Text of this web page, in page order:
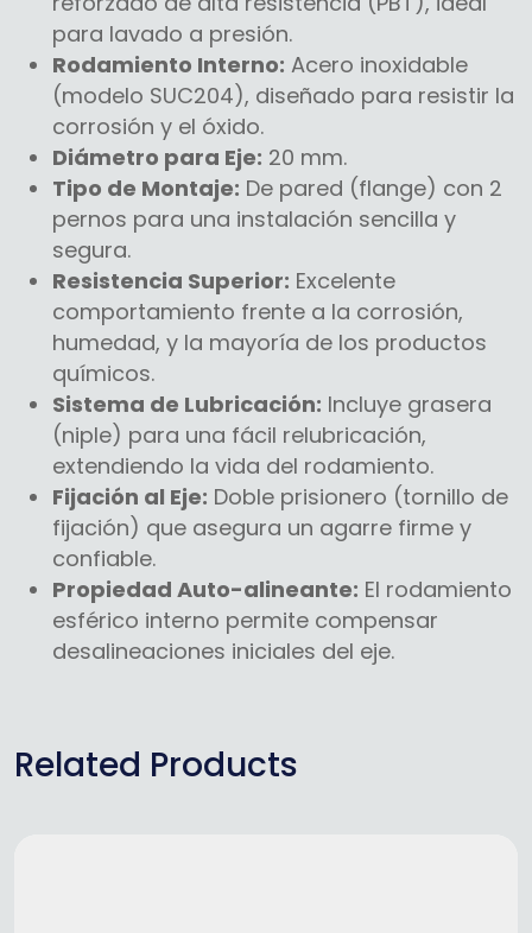
para lavado a presión.
Rodamiento Interno: Acero inoxidable
(modelo SUC204), diseñado para resistir la
corrosión y el óxido.
Diámetro para Eje: 20 mm.
Tipo de Montaje: De pared (flange) con 2
pernos para una instalación sencilla y
segura.
Resistencia Superior: Excelente
comportamiento frente a la corrosión,
humedad, y la mayoría de los productos
químicos.
Sistema de Lubricación: Incluye grasera
(niple) para una fácil relubricación,
extendiendo la vida del rodamiento.
Fijación al Eje: Doble prisionero (tornillo de
fijación) que asegura un agarre firme y
confiable.
Propiedad Auto-alineante: El rodamiento
esférico interno permite compensar
desalineaciones iniciales del eje.
Related Products